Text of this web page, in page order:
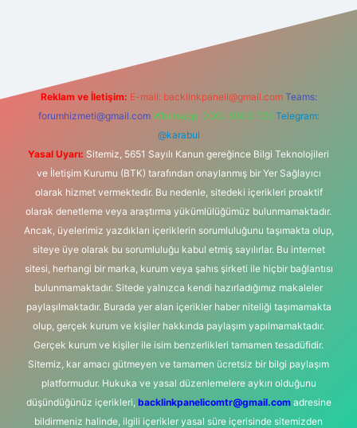
Reklam ve İletişim: E-mail: backlinkpaneli@gmail.com Teams:
forumhizmeti@gmail.com Whatsapp: 0262 606 0 726 Telegram:
@karabul
Yasal Uyarı: Sitemiz, 5651 Sayılı Kanun gereğince Bilgi Teknolojileri
ve İletişim Kurumu (BTK) tarafından onaylanmış bir Yer Sağlayıcı
olarak hizmet vermektedir. Bu nedenle, sitedeki içerikleri proaktif
olarak denetleme veya araştırma yükümlülüğümüz bulunmamaktadır.
Ancak, üyelerimiz yazdıkları içeriklerin sorumluluğunu taşımakta olup,
siteye üye olarak bu sorumluluğu kabul etmiş sayılırlar. Bu internet
sitesi, herhangi bir marka, kurum veya şahıs şirketi ile hiçbir bağlantısı
bulunmamaktadır. Sitede yalnızca kendi hazırladığımız makaleler
paylaşılmaktadır. Burada yer alan içerikler haber niteliği taşımamakta
olup, gerçek kurum ve kişiler hakkında paylaşım yapılmamaktadır.
Gerçek kurum ve kişiler ile isim benzerlikleri tamamen tesadüfidir.
Sitemiz, kar amacı gütmeyen ve tamamen ücretsiz bir bilgi paylaşım
platformudur. Hukuka ve yasal düzenlemelere aykırı olduğunu
düşündüğünüz içerikleri, backlinkpanelicomtr@gmail.comadresine
bildirmeniz halinde, ilgili içerikler yasal süre içerisinde sitemizden